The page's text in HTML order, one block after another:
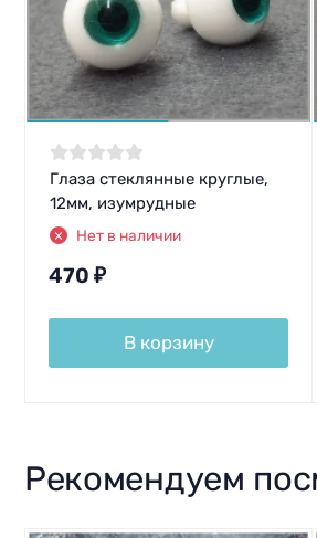
Глаза стеклянные круглые,
12мм, изумрудные
Нет в наличии
470 ₽
В корзину
Рекомендуем